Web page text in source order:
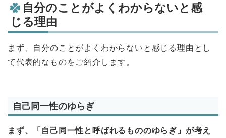
自分のことがよくわからないと感
じる理由
まず、自分のことがよくわからないと感じる理由とし
て代表的なものをご紹介します。
自己同一性のゆらぎ
まず、「自己同一性と呼ばれるもののゆらぎ」が考え